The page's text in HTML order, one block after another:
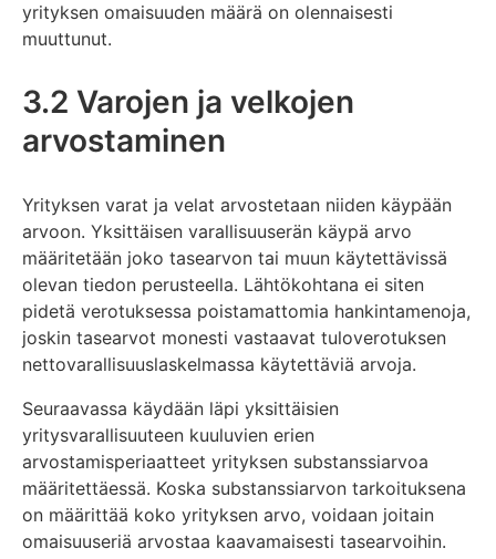
yrityksen omaisuuden määrä on olennaisesti
muuttunut.
3.2 Varojen ja velkojen
arvostaminen
Yrityksen varat ja velat arvostetaan niiden käypään
arvoon. Yksittäisen varallisuuserän käypä arvo
määritetään joko tasearvon tai muun käytettävissä
olevan tiedon perusteella. Lähtökohtana ei siten
pidetä verotuksessa poistamattomia hankintamenoja,
joskin tasearvot monesti vastaavat tuloverotuksen
nettovarallisuuslaskelmassa käytettäviä arvoja.
Seuraavassa käydään läpi yksittäisien
yritysvarallisuuteen kuuluvien erien
arvostamisperiaatteet yrityksen substanssiarvoa
määritettäessä. Koska substanssiarvon tarkoituksena
on määrittää koko yrityksen arvo, voidaan joitain
omaisuuseriä arvostaa kaavamaisesti tasearvoihin.